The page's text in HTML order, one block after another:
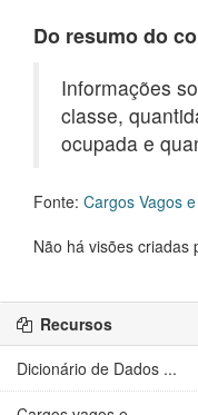
Do resumo do
Informações
classe,
ocupada e
Fonte: Cargos Vagos
Não há visões criadas
Recursos
Dicionário de Dados ...